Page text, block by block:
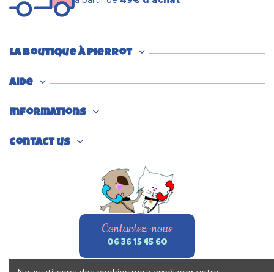
La boutique à Pierrot
Aide
Informations
Contact us
Contactez-nous
06 36 15 45 60